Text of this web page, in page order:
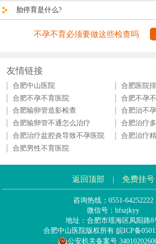
胎停育是什么?
不孕不育必须要做这些检查吗
友情链接
合肥中山医院
合肥医院
合肥不孕不育医院
合肥不孕
合肥输卵管造影检查
合肥治不
合肥输卵管不通怎么治疗
合肥治疗
合肥治疗盆腔炎导致不孕医院
合肥治疗
合肥男性不育医院
返回顶部 | 免费挂号
咨询热线：0551-64252222
微信号：hfszjkyy
地址：合肥市瑶海区凤阳路8
合肥中山医院版权所有 皖ICP备
公安机关备案号